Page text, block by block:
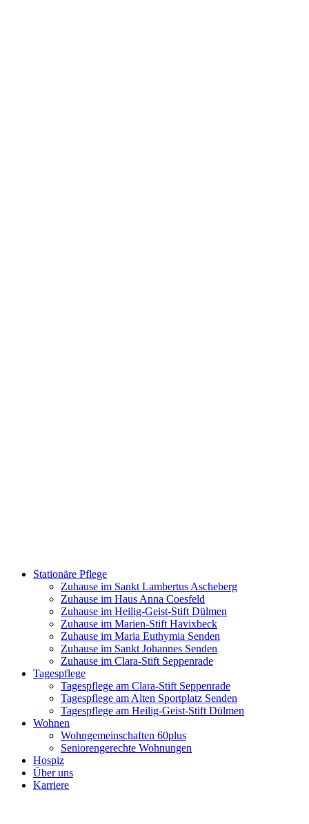
Stationäre Pflege
Zuhause im Sankt Lambertus Ascheberg
Zuhause im Haus Anna Coesfeld
Zuhause im Heilig-Geist-Stift Dülmen
Zuhause im Marien-Stift Havixbeck
Zuhause im Maria Euthymia Senden
Zuhause im Sankt Johannes Senden
Zuhause im Clara-Stift Seppenrade
Tagespflege
Tagespflege am Clara-Stift Seppenrade
Tagespflege am Alten Sportplatz Senden
Tagespflege am Heilig-Geist-Stift Dülmen
Wohnen
Wohngemeinschaften 60plus
Seniorengerechte Wohnungen
Hospiz
Über uns
Karriere